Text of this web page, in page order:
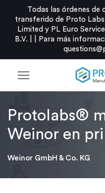
Todas las órdenes de
transferido de Proto
Limited y PL Euro
B.V. |
Para más
menu
Protolabs®
Weinor en
Weinor GmbH & Co. KG